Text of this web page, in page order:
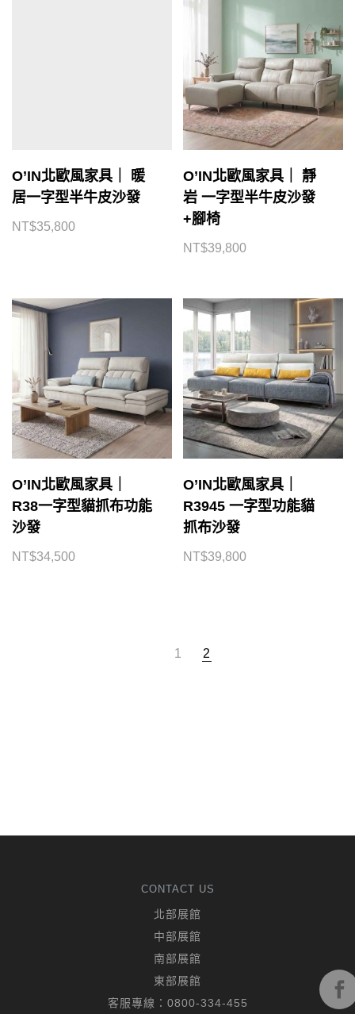
O’IN北歐風家具｜ 暖
居一字型半牛皮沙發
NT$35,800
O’IN北歐風家具｜ 靜
岩 一字型半牛皮沙發
+腳椅
NT$39,800
O’IN北歐風家具｜
R38一字型貓抓布功能
沙發
NT$34,500
O’IN北歐風家具｜
R3945 一字型功能貓
抓布沙發
NT$39,800
1 2
CONTACT US
北部展館
中部展館
南部展館
東部展館
客服專線： 0800-334-455